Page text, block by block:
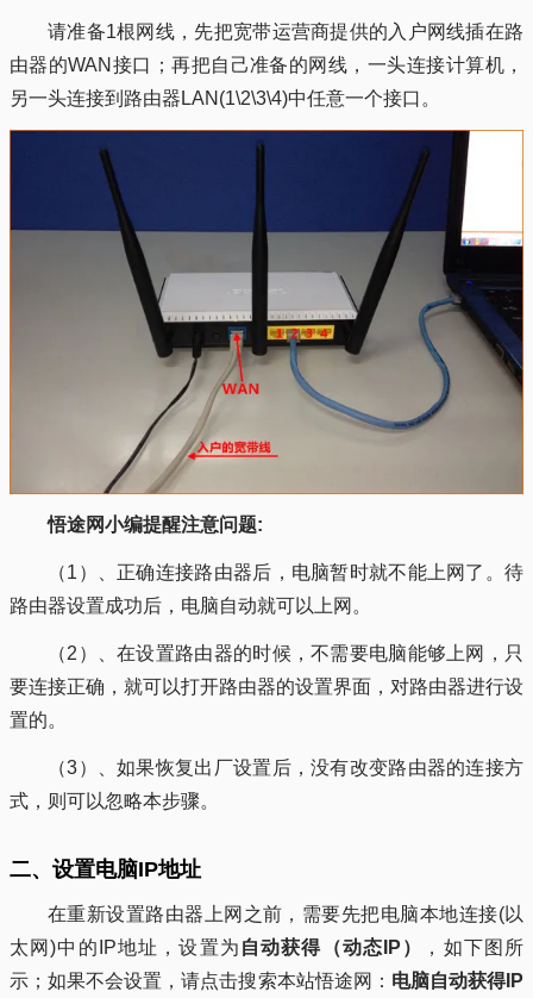
请准备1根网线，先把宽带运营商提供的入户网线插在路
由器的WAN接口；再把自己准备的网线，一头连接计算机，
另一头连接到路由器LAN(1\2\3\4)中任意一个接口。
悟途网小编提醒注意问题:
（1）、正确连接路由器后，电脑暂时就不能上网了。待
路由器设置成功后，电脑自动就可以上网。
（2）、在设置路由器的时候，不需要电脑能够上网，只
要连接正确，就可以打开路由器的设置界面，对路由器进行设
置的。
（3）、如果恢复出厂设置后，没有改变路由器的连接方
式，则可以忽略本步骤。
二、设置电脑IP地址
在重新设置路由器上网之前，需要先把电脑本地连接(以
太网)中的IP地址，设置为 自动获得（动态IP）
，如下图所
示；如果不会设置，请点击搜索本站悟途网： 电脑自动获得IP